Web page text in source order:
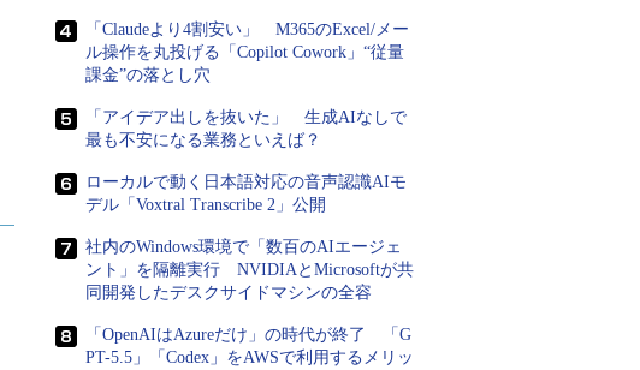
「Claudeより4割安い」 M365のExcel/メー
ル操作を丸投げる「Copilot Cowork」“従量
課金”の落とし穴
「アイデア出しを抜いた」 生成AIなしで
最も不安になる業務といえば？
ローカルで動く日本語対応の音声認識AIモ
デル「Voxtral Transcribe 2」公開
社内のWindows環境で「数百のAIエージェ
ント」を隔離実行 NVIDIAとMicrosoftが共
同開発したデスクサイドマシンの全容
「OpenAIはAzureだけ」の時代が終了 「G
PT-5.5」「Codex」をAWSで利用するメリッ